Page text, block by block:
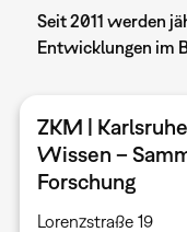
Seit 2011 werden
Entwicklungen im
ZKM | Karlsruhe
Wissen –
Forschung
Lorenzstraße 19